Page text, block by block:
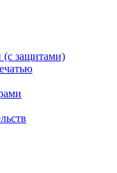
(с защитами)